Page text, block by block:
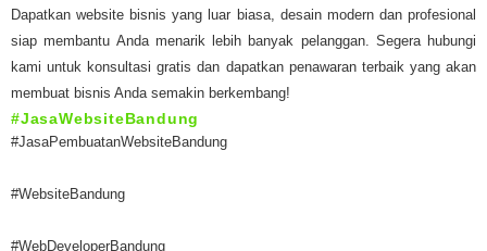
Dapatkan website bisnis yang luar biasa, desain modern dan profesional
siap membantu Anda menarik lebih banyak pelanggan. Segera hubungi
kami untuk konsultasi gratis dan dapatkan penawaran terbaik yang akan
membuat bisnis Anda semakin berkembang!
#JasaWebsiteBandung
#JasaPembuatanWebsiteBandung
#WebsiteBandung
#WebDeveloperBandung